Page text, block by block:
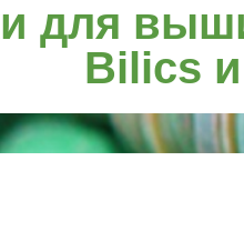
для
Bilics и